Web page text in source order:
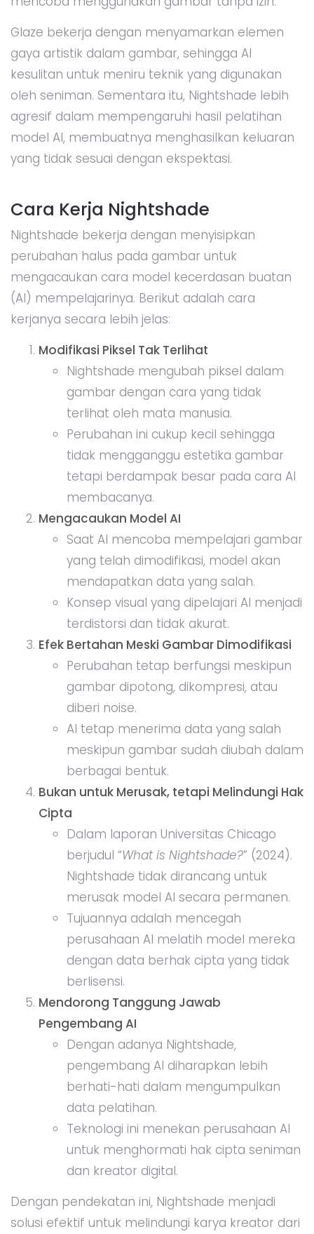
Glaze bekerja dengan menyamarkan elemen
gaya artistik dalam gambar, sehingga AI
kesulitan untuk meniru teknik yang digunakan
oleh seniman. Sementara itu, Nightshade lebih
agresif dalam mempengaruhi hasil pelatihan
model AI, membuatnya menghasilkan keluaran
yang tidak sesuai dengan ekspektasi.
Cara Kerja Nightshade
Nightshade bekerja dengan menyisipkan
perubahan halus pada gambar untuk
mengacaukan cara model kecerdasan buatan
(AI) mempelajarinya. Berikut adalah cara
kerjanya secara lebih jelas:
Modifikasi Piksel Tak Terlihat
Nightshade mengubah piksel dalam
gambar dengan cara yang tidak
terlihat oleh mata manusia.
Perubahan ini cukup kecil sehingga
tidak mengganggu estetika gambar
tetapi berdampak besar pada cara AI
membacanya.
Mengacaukan Model AI
Saat AI mencoba mempelajari gambar
yang telah dimodifikasi, model akan
mendapatkan data yang salah.
Konsep visual yang dipelajari AI menjadi
terdistorsi dan tidak akurat.
Efek Bertahan Meski Gambar Dimodifikasi
Perubahan tetap berfungsi meskipun
gambar dipotong, dikompresi, atau
diberi noise.
AI tetap menerima data yang salah
meskipun gambar sudah diubah dalam
berbagai bentuk.
Bukan untuk Merusak, tetapi Melindungi Hak
Cipta
Dalam laporan Universitas Chicago
berjudul “What is Nightshade?” (2024).
Nightshade tidak dirancang untuk
merusak model AI secara permanen.
Tujuannya adalah mencegah
perusahaan AI melatih model mereka
dengan data berhak cipta yang tidak
berlisensi.
Mendorong Tanggung Jawab
Pengembang AI
Dengan adanya Nightshade,
pengembang AI diharapkan lebih
berhati-hati dalam mengumpulkan
data pelatihan.
Teknologi ini menekan perusahaan AI
untuk menghormati hak cipta seniman
dan kreator digital.
Dengan pendekatan ini, Nightshade menjadi
solusi efektif untuk melindungi karya kreator dari